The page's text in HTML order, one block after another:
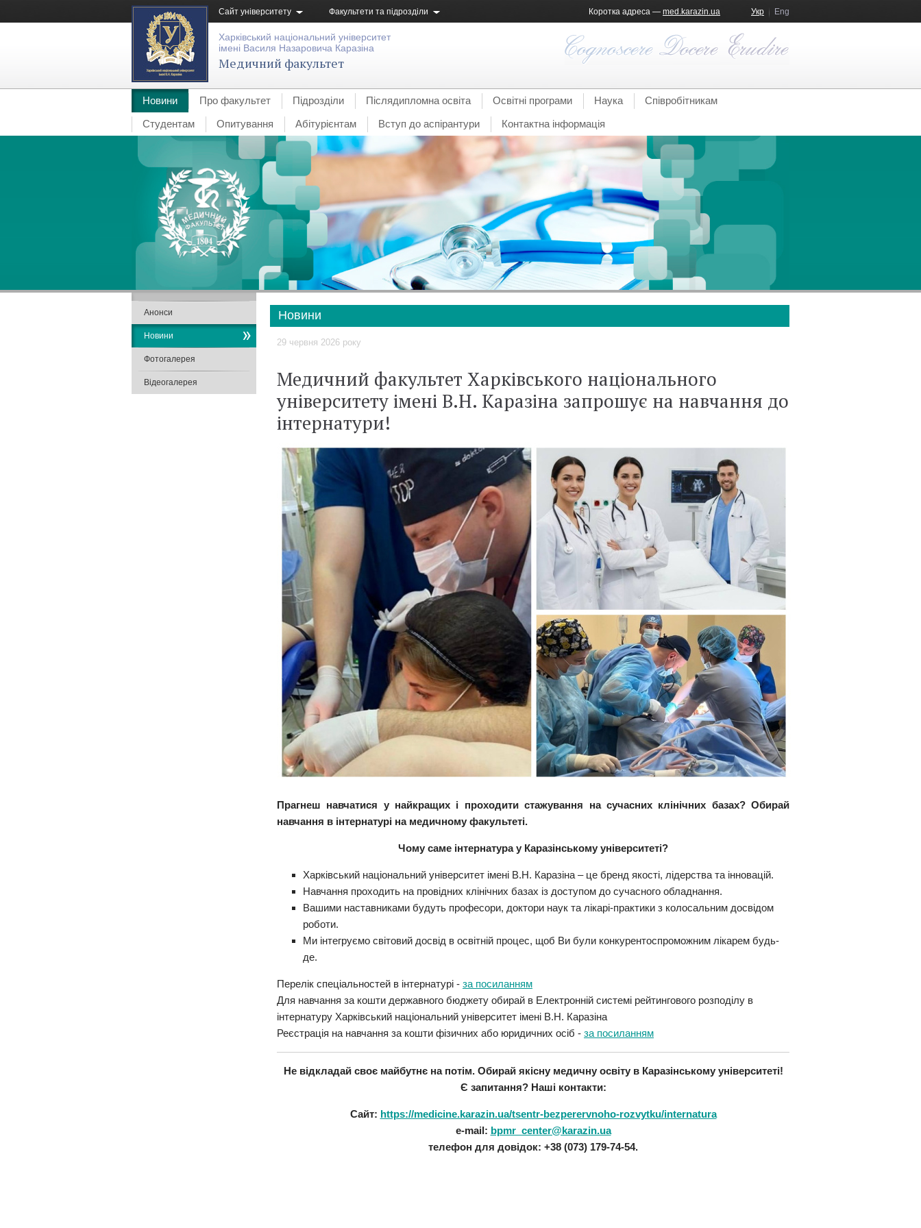
Сайт університету Факультети та підрозділи Укр Eng
Коротка адреса — med.karazin.ua
Харківський національний університет
імені Василя Назаровича Каразіна
Медичний факультет
Новини Про факультет Підрозділи Післядипломна освіта Освітні програми Наука
Співробітникам
Студентам
Опитування Абітурієнтам Вступ до аспірантури Контактна інформація
Новини
29 червня 2026 року
Медичний факультет Харківського національного
університету імені В.Н. Каразіна запрошує на навчання до
інтернатури!
Прагнеш навчатися у найкращих і проходити стажування на сучасних клінічних базах? Обирай
навчання в інтернатурі на медичному факультеті.
Чому саме інтернатура у Каразінському університеті?
Харківський національний університет імені В.Н. Каразіна – це бренд якості, лідерства та інновацій.
Навчання проходить на провідних клінічних базах із доступом до сучасного обладнання.
Вашими наставниками будуть професори, доктори наук та лікарі-практики з колосальним досвідом
роботи.
Ми інтегруємо світовий досвід в освітній процес, щоб Ви були конкурентоспроможним лікарем будь-
де.
Перелік спеціальностей в інтернатурі - за посиланням
Для навчання за кошти державного бюджету обирай в Електронній системі рейтингового розподілу в
інтернатуру Харківський національний університет імені В.Н. Каразіна
Реєстрація на навчання за кошти фізичних або юридичних осіб - за посиланням
Не відкладай своє майбутнє на потім. Обирай якісну медичну освіту в Каразінському університеті!
Є запитання? Наші контакти:
Сайт: https://medicine.karazin.ua/tsentr-bezperervnoho-rozvytku/internatura
e-mail: bpmr_center@karazin.ua
телефон для довідок: +38 (073) 179-74-54.
Анонси
Новини
Фотогалерея
Відеогалерея